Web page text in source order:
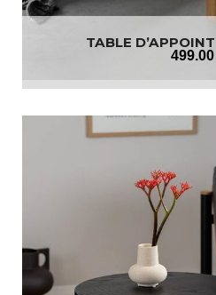
TABLE
499.00